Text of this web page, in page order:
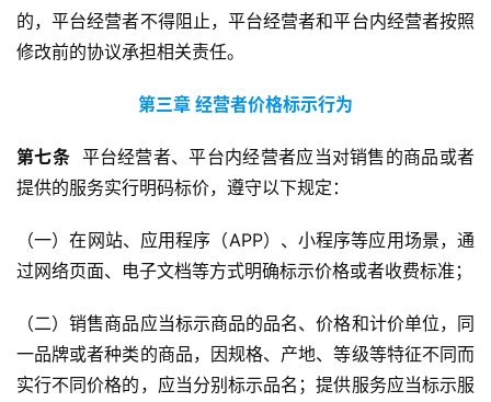
的，平台经营者不得阻止，平台经营者和平台内经营者按照
修改前的协议承担相关责任。
第三章 经营者价格标示行为
第七条 平台经营者、平台内经营者应当对销售的商品或者
提供的服务实行明码标价，遵守以下规定：
（一）在网站、应用程序（APP）、小程序等应用场景，通
过网络页面、电子文档等方式明确标示价格或者收费标准；
（二）销售商品应当标示商品的品名、价格和计价单位，同
一品牌或者种类的商品，因规格、产地、等级等特征不同而
实行不同价格的，应当分别标示品名；提供服务应当标示服